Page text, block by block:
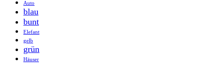
Auto
blau
bunt
Elefant
gelb
grün
Häuser